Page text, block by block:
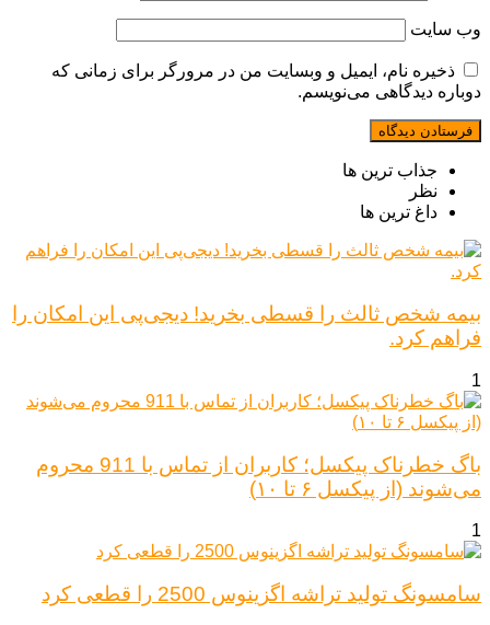
وب‌ سایت
ذخیره نام، ایمیل و وبسایت من در مرورگر برای زمانی که
دوباره دیدگاهی می‌نویسم.
جذاب ترین ها
نظر
داغ ترین ها
بیمه شخص ثالث را قسطی بخرید! دیجی‌پی این امکان را
فراهم کرد.
1
باگ خطرناک پیکسل؛ کاربران از تماس با 911 محروم
می‌شوند (از پیکسل ۶ تا ۱۰)
1
سامسونگ تولید تراشه اگزینوس 2500 را قطعی کرد